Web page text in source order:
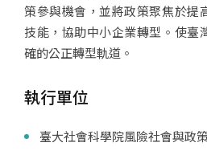
策參與機會，並將政策聚焦於提
技能，協助中小企業轉型。使臺
確的公正轉型軌道。
執行單位
臺大社會科學院風險社會與政